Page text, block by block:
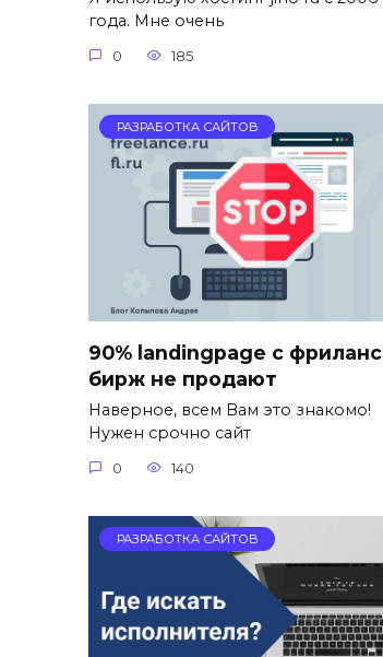
года. Мне очень
0 185
РАЗРАБОТКА САЙТОВ
90% landingpage c фриланс
бирж не продают
Наверное, всем Вам это знакомо!
Нужен срочно сайт
0 140
РАЗРАБОТКА САЙТОВ